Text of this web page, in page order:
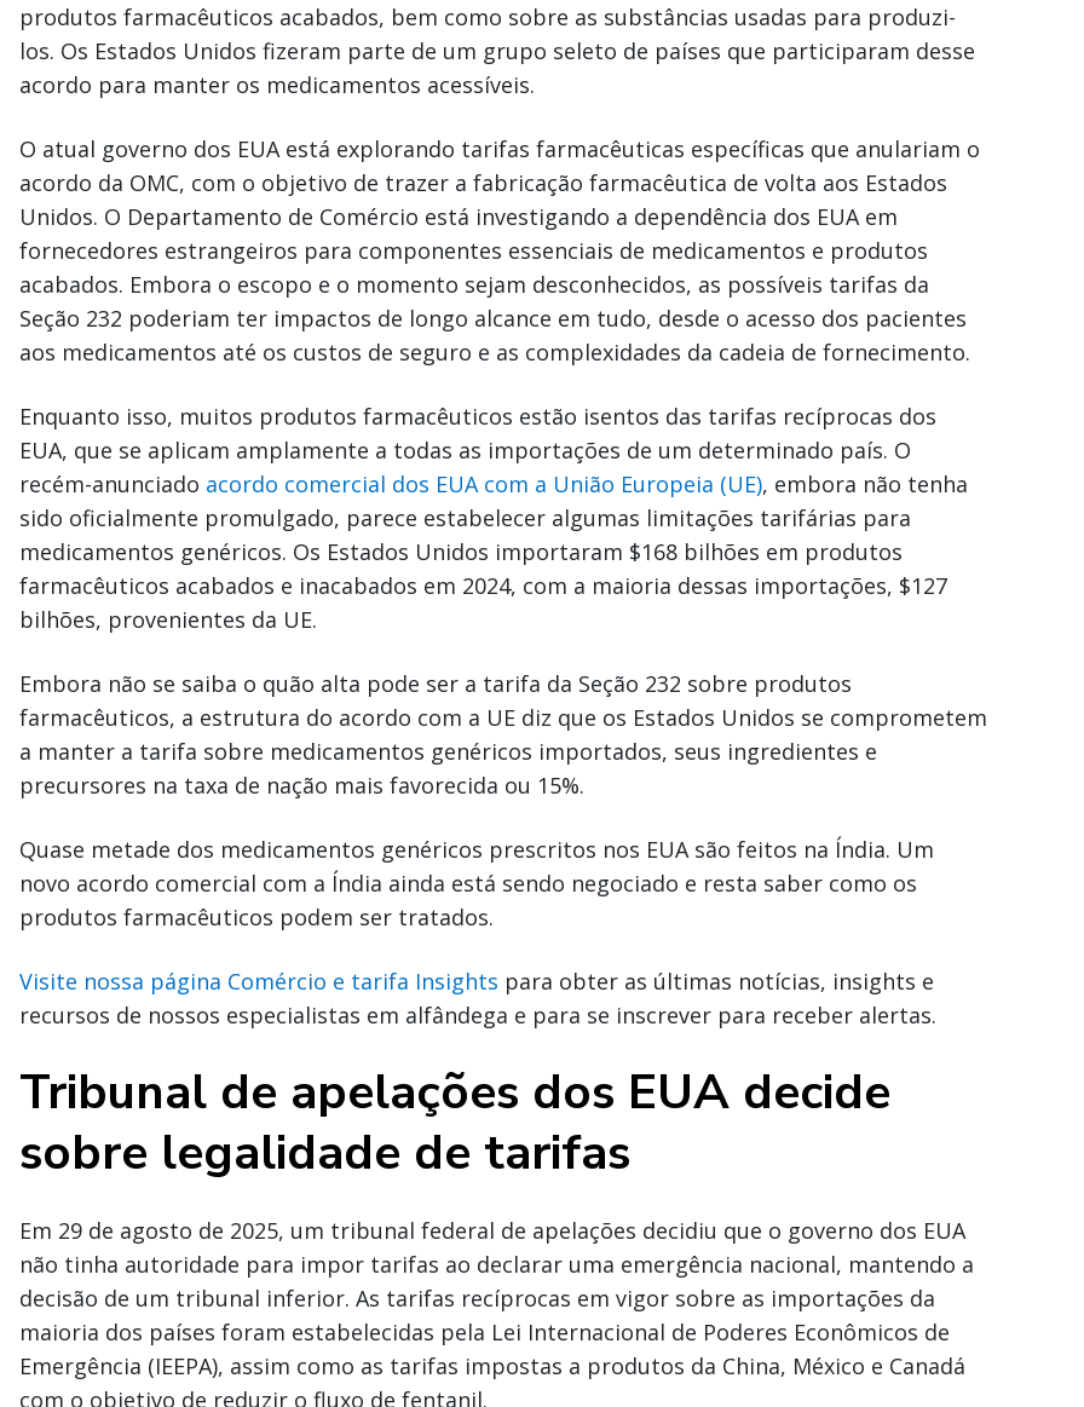
produtos farmacêuticos acabados, bem como sobre as substâncias usadas para produzi-
los. Os Estados Unidos fizeram parte de um grupo seleto de países que participaram desse
acordo para manter os medicamentos acessíveis.
O atual governo dos EUA está explorando tarifas farmacêuticas específicas que anulariam o
acordo da OMC, com o objetivo de trazer a fabricação farmacêutica de volta aos Estados
Unidos. O Departamento de Comércio está investigando a dependência dos EUA em
fornecedores estrangeiros para componentes essenciais de medicamentos e produtos
acabados. Embora o escopo e o momento sejam desconhecidos, as possíveis tarifas da
Seção 232 poderiam ter impactos de longo alcance em tudo, desde o acesso dos pacientes
aos medicamentos até os custos de seguro e as complexidades da cadeia de fornecimento.
Enquanto isso, muitos produtos farmacêuticos estão isentos das tarifas recíprocas dos
EUA, que se aplicam amplamente a todas as importações de um determinado país. O
recém-anunciado acordo comercial dos EUA com a União Europeia (UE), embora não tenha
sido oficialmente promulgado, parece estabelecer algumas limitações tarifárias para
medicamentos genéricos. Os Estados Unidos importaram $168 bilhões em produtos
farmacêuticos acabados e inacabados em 2024, com a maioria dessas importações, $127
bilhões, provenientes da UE.
Embora não se saiba o quão alta pode ser a tarifa da Seção 232 sobre produtos
farmacêuticos, a estrutura do acordo com a UE diz que os Estados Unidos se comprometem
a manter a tarifa sobre medicamentos genéricos importados, seus ingredientes e
precursores na taxa de nação mais favorecida ou 15%.
Quase metade dos medicamentos genéricos prescritos nos EUA são feitos na Índia. Um
novo acordo comercial com a Índia ainda está sendo negociado e resta saber como os
produtos farmacêuticos podem ser tratados.
Visite nossa página Comércio e tarifa Insights para obter as últimas notícias, insights e
recursos de nossos especialistas em alfândega e para se inscrever para receber alertas.
Tribunal de apelações dos EUA decide
sobre legalidade de tarifas
Em 29 de agosto de 2025, um tribunal federal de apelações decidiu que o governo dos EUA
não tinha autoridade para impor tarifas ao declarar uma emergência nacional, mantendo a
decisão de um tribunal inferior. As tarifas recíprocas em vigor sobre as importações da
maioria dos países foram estabelecidas pela Lei Internacional de Poderes Econômicos de
Emergência (IEEPA), assim como as tarifas impostas a produtos da China, México e Canadá
com o objetivo de reduzir o fluxo de fentanil.